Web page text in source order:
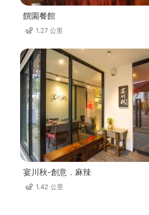
饌園餐館
1.27 公里
宴川秋-創意．麻辣
1.42 公里